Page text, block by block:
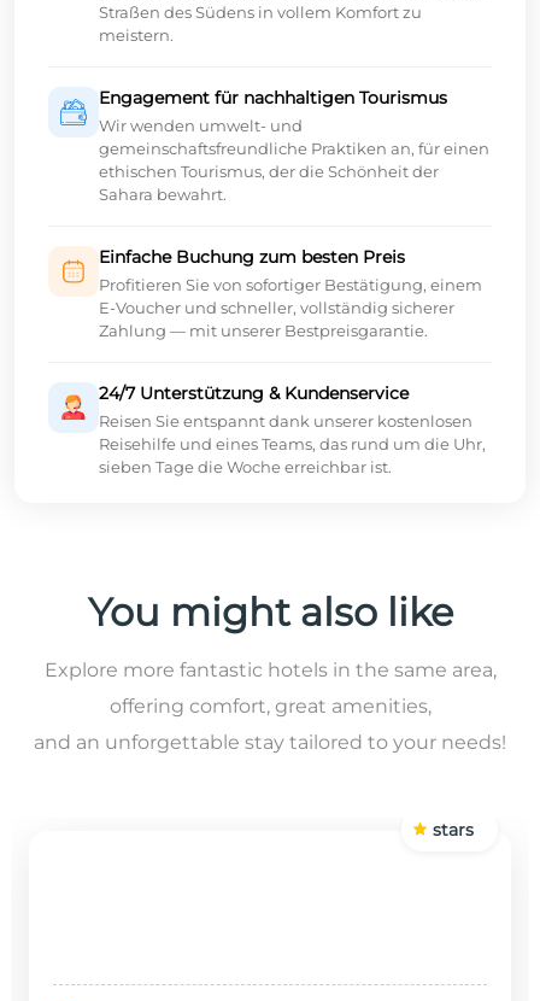
Straßen des Südens in vollem Komfort zu
meistern.
Engagement für nachhaltigen Tourismus
Wir wenden umwelt- und
gemeinschaftsfreundliche Praktiken an, für einen
ethischen Tourismus, der die Schönheit der
Sahara bewahrt.
Einfache Buchung zum besten Preis
Profitieren Sie von sofortiger Bestätigung, einem
E-Voucher und schneller, vollständig sicherer
Zahlung — mit unserer Bestpreisgarantie.
24/7 Unterstützung & Kundenservice
Reisen Sie entspannt dank unserer kostenlosen
Reisehilfe und eines Teams, das rund um die Uhr,
sieben Tage die Woche erreichbar ist.
You might also like
Explore more fantastic hotels in the same area,
offering comfort, great amenities,
and an unforgettable stay tailored to your needs!
stars